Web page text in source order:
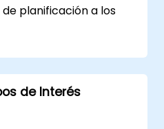
planificación a los
el cambio
del liderazgo del
de Interés